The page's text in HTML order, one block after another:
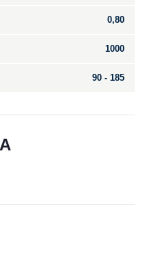
0,80
1000
90 - 185